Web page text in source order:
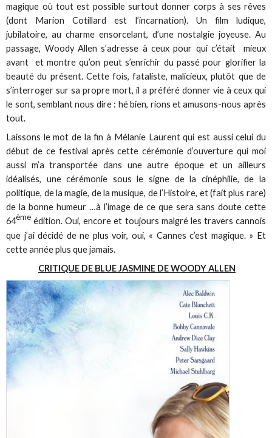
magique où tout est possible surtout donner corps à ses rêves
(dont Marion Cotillard est l’incarnation). Un film ludique,
jubilatoire, au charme ensorcelant, d’une nostalgie joyeuse. Au
passage, Woody Allen s’adresse à ceux pour qui c’était mieux
avant et montre qu’on peut s’enrichir du passé pour glorifier la
beauté du présent. Cette fois, fataliste, malicieux, plutôt que de
s’interroger sur sa propre mort, il a préféré donner vie à ceux qui
le sont, semblant nous dire : hé bien, rions et amusons-nous après
tout.
Laissons le mot de la fin à Mélanie Laurent qui est aussi celui du
début de ce festival après cette cérémonie d’ouverture qui moi
aussi m’a transportée dans une autre époque et un ailleurs
idéalisés, une cérémonie sous le signe de la cinéphilie, de la
politique, de la magie, de la musique, de l’Histoire, et (fait plus rare)
de la bonne humeur …à l’image de ce que sera sans doute cette
64ème édition. Oui, encore et toujours malgré les travers cannois
que j’ai décidé de ne plus voir, oui, « Cannes c’est magique. » Et
cette année plus que jamais.
CRITIQUE DE BLUE JASMINE DE WOODY ALLEN